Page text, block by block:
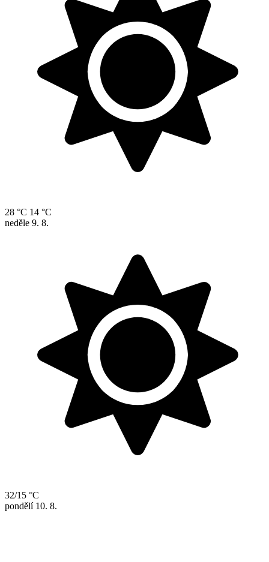
28 °C 14 °C
neděle 9. 8.
32/15 °C
pondělí 10. 8.